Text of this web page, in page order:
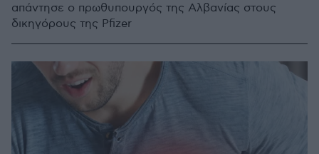
απάντησε ο πρωθυπουργός της Αλβανίας στους
δικηγόρους της Pfizer